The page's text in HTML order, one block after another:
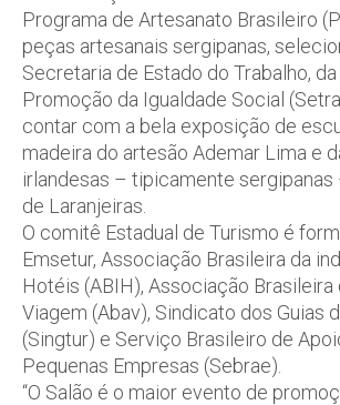
Programa de Artesanato Brasileiro
peças artesanais sergipanas,
Secretaria de Estado do Trabalho,
Promoção da Igualdade Social
contar com a bela exposição de
madeira do artesão Ademar Lima e
irlandesas – tipicamente sergipanas
de Laranjeiras.
O comitê Estadual de Turismo é
Emsetur, Associação Brasileira da
Hotéis (ABIH), Associação
Viagem (Abav), Sindicato dos Guias
(Singtur) e Serviço Brasileiro de
Pequenas Empresas (Sebrae).
“O Salão é o maior evento de